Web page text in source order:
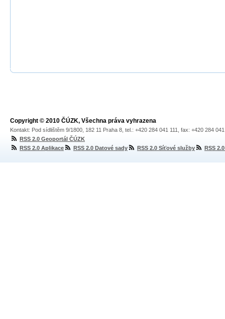
Copyright © 2010 ČÚZK, Všechna práva vyhrazena
Kontakt: Pod sídlištěm 9/1800, 182 11 Praha 8, tel.: +420 284 041 111, fax: +420 284
RSS 2.0 Geoportál ČÚZK
RSS 2.0 Aplikace
RSS 2.0 Datové sady RSS 2.0 Síťové služby RSS